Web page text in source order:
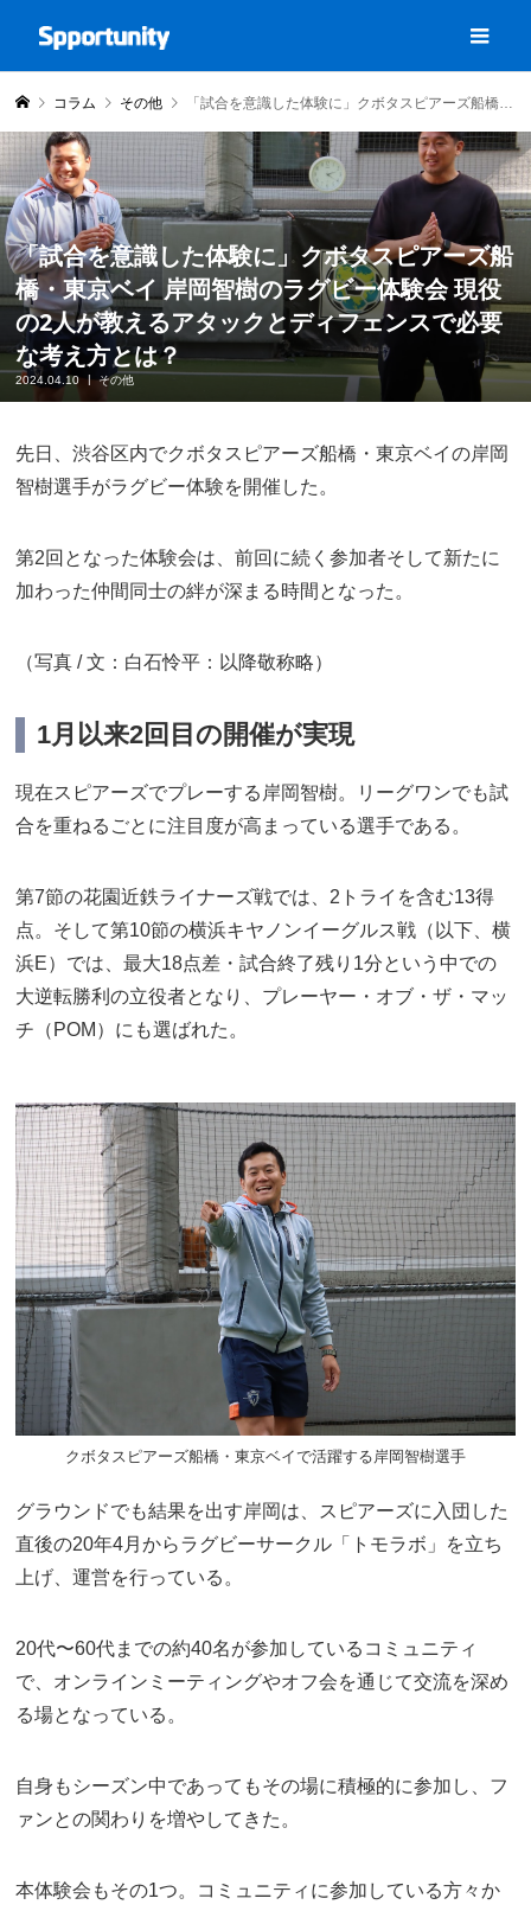
コラム その他 「試合を意識した体験に」クボタスピアーズ船橋・東京ベイ 岸岡智樹のラグビー体験会 現役の2人が教えるアタックとディフェンスで必要な考え方とは？
「試合を意識した体験に」クボタスピアーズ船
橋・東京ベイ 岸岡智樹のラグビー体験会 現役
の2人が教えるアタックとディフェンスで必要
な考え方とは？
2024.04.10 その他
先日、渋谷区内でクボタスピアーズ船橋・東京ベイの岸岡
智樹選手がラグビー体験を開催した。
第2回となった体験会は、前回に続く参加者そして新たに
加わった仲間同士の絆が深まる時間となった。
（写真 / 文：白石怜平：以降敬称略）
1月以来2回目の開催が実現
現在スピアーズでプレーする岸岡智樹。リーグワンでも試
合を重ねるごとに注目度が高まっている選手である。
第7節の花園近鉄ライナーズ戦では、2トライを含む13得
点。そして第10節の横浜キヤノンイーグルス戦（以下、横
浜E）では、最大18点差・試合終了残り1分という中での
大逆転勝利の立役者となり、プレーヤー・オブ・ザ・マッ
チ（POM）にも選ばれた。
クボタスピアーズ船橋・東京ベイで活躍する岸岡智樹選手
グラウンドでも結果を出す岸岡は、スピアーズに入団した
直後の20年4月からラグビーサークル「トモラボ」を立ち
上げ、運営を行っている。
20代〜60代までの約40名が参加しているコミュニティ
で、オンラインミーティングやオフ会を通じて交流を深め
る場となっている。
自身もシーズン中であってもその場に積極的に参加し、フ
ァンとの関わりを増やしてきた。
本体験会もその1つ。コミュニティに参加している方々か